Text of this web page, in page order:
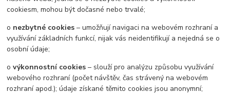
cookiesm, mohou být dočasné nebo trvalé;
o nezbytné cookies– umožňují navigaci na webovém rozhraní a
využívání základních funkcí, nijak vás neidentifikují a nejedná se o
osobní údaje;
ovýkonnostní cookies– slouží pro analýzu způsobu využívání
webového rozhraní (počet návštěv, čas strávený na webovém
rozhraní apod.); údaje získané těmito cookies jsou anonymní;